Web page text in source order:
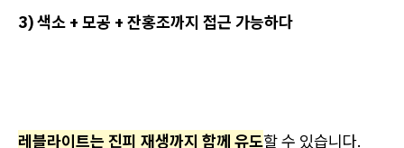
3) 색소 + 모공 + 잔홍조까지 접근 가능하다
레블라이트는 진피 재생까지 함께 유도할 수 있습니다.